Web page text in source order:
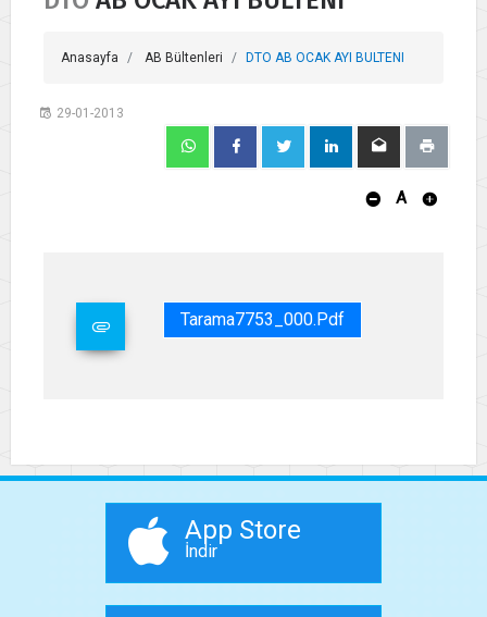
Anasayfa AB Bültenleri DTO AB OCAK AYI BULTENI
29-01-2013
A
Tarama7753_000.pdf
App Store
İndir